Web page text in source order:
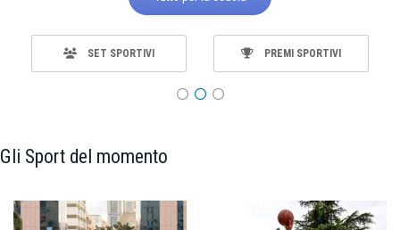
SET SPORTIVI PREMI SPORTIVI
Gli Sport del momento